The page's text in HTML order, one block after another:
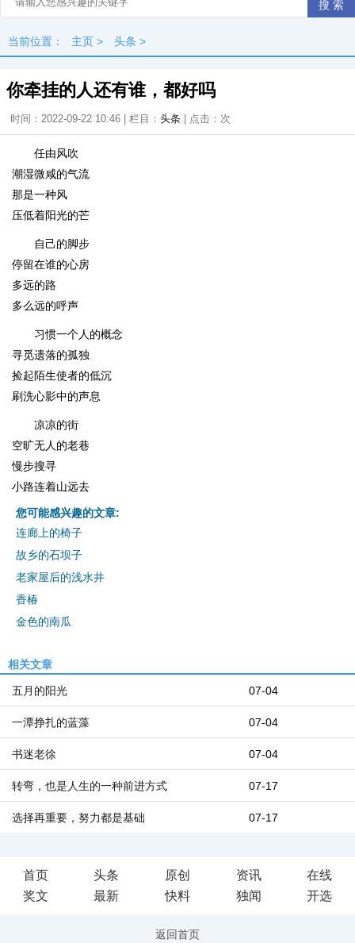
当前位置： 主页 > 头条 >
你牵挂的人还有谁，都好吗
时间：2022-09-22 10:46 | 栏目： 头条 | 点击： 次
任由风吹
潮湿微咸的气流
那是一种风
压低着阳光的芒
自己的脚步
停留在谁的心房
多远的路
多么远的呼声
习惯一个人的概念
寻觅遗落的孤独
捡起陌生使者的低沉
刷洗心影中的声息
凉凉的街
空旷无人的老巷
慢步搜寻
小路连着山远去
您可能感兴趣的文章:
连廊上的椅子
故乡的石坝子
老家屋后的浅水井
香椿
金色的南瓜
相关文章
07-04
五月的阳光
07-04
一潭挣扎的蓝藻
07-04
书迷老徐
07-17
转弯，也是人生的一种前进方式
07-17
选择再重要，努力都是基础
首页 头条 原创 资讯
在线
奖文
最新 快料 独闻 开选
返回首页